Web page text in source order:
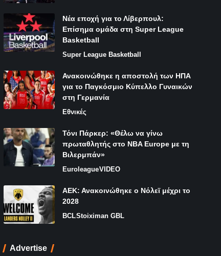
Νέα εποχή για το Λίβερπουλ:
Επίσημα ομάδα στη Super League
Basketball
Super League Basketball
Ανακοινώθηκε η αποστολή των ΗΠΑ
για το Παγκόσμιο Κύπελλο Γυναικών
στη Γερμανία
Εθνικές
Τόνι Πάρκερ: «Θέλω να γίνω
πρωταθλητής στο NBA Europe με τη
Βιλερμπάν»
EuroleagueVIDEO
ΑΕΚ: Ανακοινώθηκε ο Νόλεϊ μέχρι το
2028
BCLStoiximan GBL
Advertise